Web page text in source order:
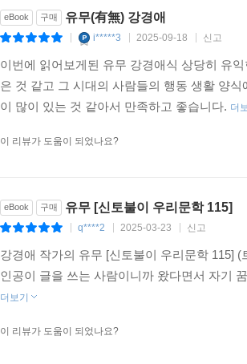
eBook 구매 유무(有無) 강경애
i*****3 2025-09-18 신고
이번에 읽어보게된 유무 강경애식 상당히 유
은 것 같고 그 시대의 사람들의 행동 생활 양
이 많이 있는 것 같아서 만족하고 좋습니다. 더
이 리뷰가 도움이 되었나요?
eBook 구매 유무 [신토불이 우리문학 115]
q****2 2025-03-23 신고
강경애 작가의 유무 [신토불이 우리문학 115]
인공이 글을 쓰는 사람이니까 왔다면서 자기
더보기
이 리뷰가 도움이 되었나요?